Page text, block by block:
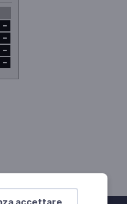
accettare